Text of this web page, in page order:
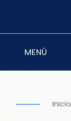
MENÚ
Inicio